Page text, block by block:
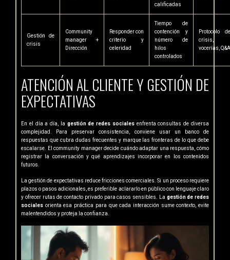
calificadas
Gestión de
crisis
Community
manager +
Dirección
Responder con
criterio y
celeridad
Tiempo de
contención y
número de
hilos
controlados
Protocolo de
crisis,
vocerías, Q&A
ATENCIÓN AL CLIENTE Y GESTIÓN DE
EXPECTATIVAS
En el día a día, la gestión de redes socialesenfrenta consultas de diversa
complejidad. Para preservar consistencia, conviene usar un banco de
respuestas que cubra dudas frecuentes y marque las fronteras de lo que debe
escalarse. El community manager decide cuándo adaptar una respuesta, cómo
registrar la conversación y qué aprendizajes incorporar en los contenidos
futuros.
La gestión de expectativas reduce fricciones comerciales. Si un proceso requiere
plazos o pasos adicionales, es preferible aclararlo en público con lenguaje claro
y ofrecer rutas de contacto privado para casos sensibles. La gestión de redes
sociales orienta esa práctica para que cada interacción sume contexto, evite
malentendidos y proteja la confianza.